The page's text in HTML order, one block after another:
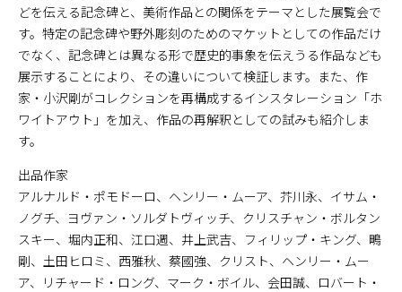
どを伝える記念碑と、美術作品との関係をテーマとした展覧会で
す。特定の記念碑や野外彫刻のためのマケットとしての作品だけ
でなく、記念碑とは異なる形で歴史的事象を伝えうる作品なども
展示することにより、その違いについて検証します。また、作
家・小沢剛がコレクションを再構成するインスタレーション「ホ
ワイトアウト」を加え、作品の再解釈としての試みも紹介しま
す。
出品作家
アルナルド・ポモドーロ、ヘンリー・ムーア、芥川永、イサム・
ノグチ、ヨヴァン・ソルダトヴィッチ、クリスチャン・ボルタン
スキー、堀内正和、江口週、井上武吉、フィリップ・キング、鴫
剛、土田ヒロミ、西雅秋、蔡國強、クリスト、ヘンリー・ムー
ア、リチャード・ロング、マーク・ボイル、会田誠、ロバート・